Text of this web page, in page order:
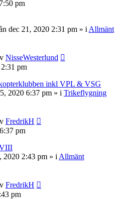
pm
dec 21, 2020 2:31 pm » i Allmänt
NisseWesterlund
pm
inkl VPL & VSG
2020 6:37 pm » i Trikeflygning
FredrikH
pm
2020 2:43 pm » i Allmänt
FredrikH
pm